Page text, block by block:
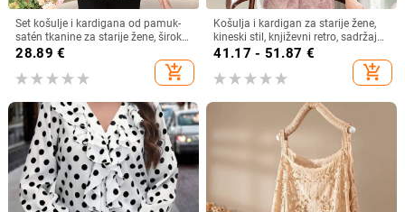
Set košulje i kardigana od pamuk-
satén tkanine za starije žene, širok
kroj, plus veličina, ljeto–jesen
28.89 €
add_shopping_cart
Košulja i kardigan za starije žene,
kineski stil, književni retro, sadržaj
vlakana 30–50%, bez ovratnika
41.17 - 51.87 €
add_shopping_cart